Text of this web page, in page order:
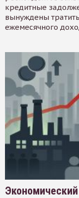
кредитные
вынуждены
ежемесячного